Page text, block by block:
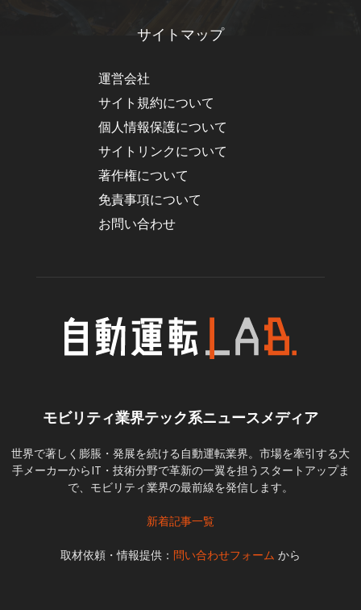
サイトマップ
運営会社
サイト規約について
個人情報保護について
サイトリンクについて
著作権について
免責事項について
お問い合わせ
モビリティ業界テック系ニュースメディア
世界で著しく膨脹・発展を続ける自動運転業界。市場を牽引する大
手メーカーからIT・技術分野で革新の一翼を担うスタートアップま
で、モビリティ業界の最前線を発信します。
新着記事一覧
取材依頼・情報提供： 問い合わせフォーム から